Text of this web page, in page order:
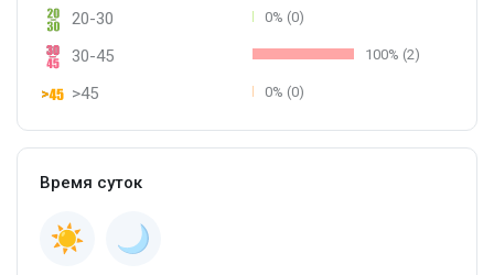
20-30 0% (0)
30-45 100% (2)
>45 0% (0)
Время суток